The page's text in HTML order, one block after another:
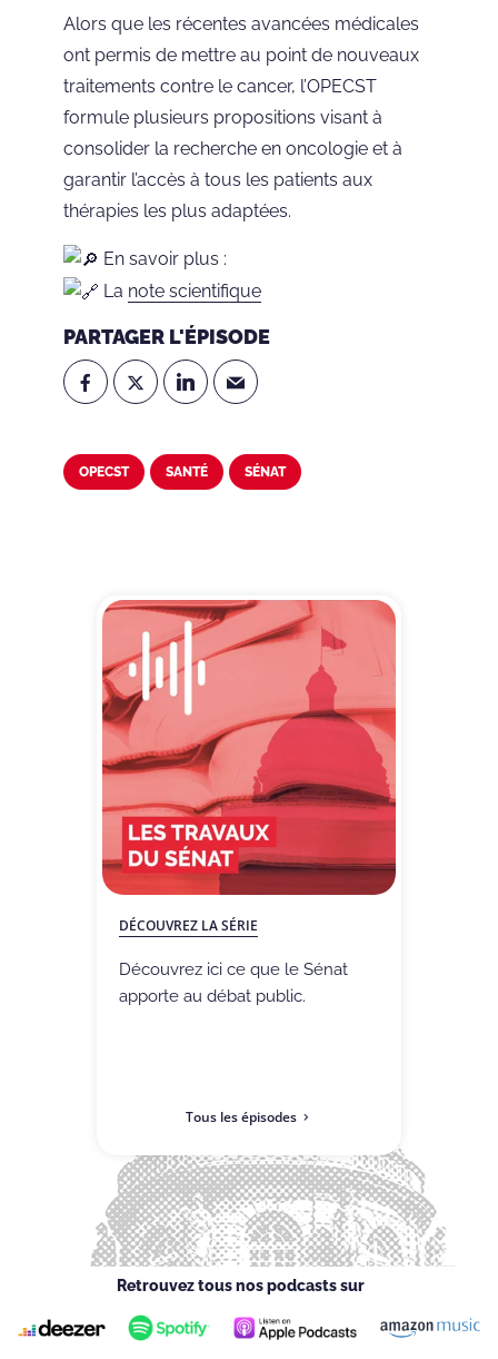
Alors que les récentes avancées médicales
ont permis de mettre au point de nouveaux
traitements contre le cancer, l’OPECST
formule plusieurs propositions visant à
consolider la recherche en oncologie et à
garantir l’accès à tous les patients aux
thérapies les plus adaptées.
En savoir plus :
La note scientifique
PARTAGER L'ÉPISODE
OPECST SANTÉ SÉNAT
DÉCOUVREZ LA SÉRIE
Découvrez ici ce que le Sénat
apporte au débat public.
Tous les épisodes
Retrouvez tous nos podcasts sur